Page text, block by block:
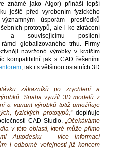
známé jako Algor) přináší lepší
ještě před vyrobením fyzického
úsporám prostředků
prototypů, ale i ke zkrácení
a souvisejícímu posílení
globalizovaného trhu. Firmy
navržené výrobky v kratším
kompatibilní jak s CAD řešeními
, tak i s většinou ostatních 3D
zákazníků po zrychlení a
Snaha využít 3D modelů z
a variant výrobků totiž umožňuje
fyzických prototypů,“doplňuje
CAD Studio. „Očekáváme
v této oblasti, které může přímo
Autodesku – více informací
i odborné veřejnosti již koncem